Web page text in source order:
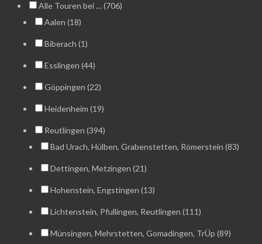
Alle Touren bei … (706)
Aalen (18)
Biberach (1)
Esslingen (44)
Göppingen (22)
Heidenheim (19)
Reutlingen (394)
Bad Urach, Hülben, Grabenstetten, Römerstein (83)
Dettingen, Metzingen (21)
Hohenstein, Engstingen (13)
Lichtenstein, Pfullingen, Reutlingen (111)
Münsingen, Mehrstetten, Gomadingen, TrÜp (89)